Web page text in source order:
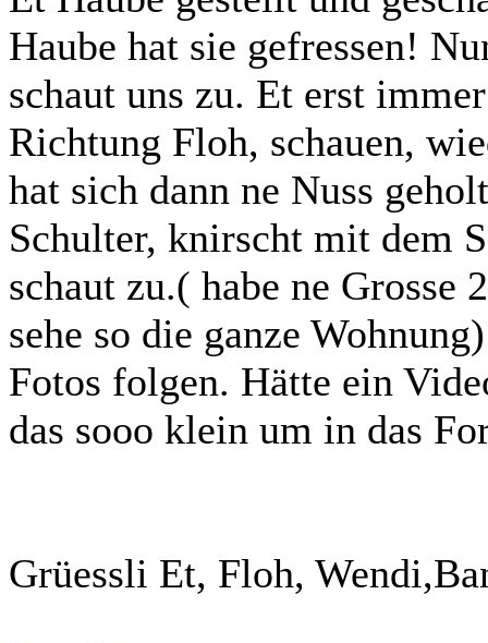
Haube hat sie gefressen!
schaut uns zu. Et erst
Richtung Floh, schauen,
hat sich dann ne Nuss
Schulter, knirscht mit dem
schaut zu.( habe ne
sehe so die ganze Wohnung)
Fotos folgen. Hätte ein
das sooo klein um in das
Grüessli Et, Floh,